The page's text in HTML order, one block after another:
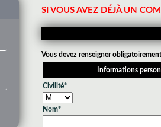
SI VOUS AVEZ DÉJÀ UN
Vous devez renseigner
Informations
Civilité*
Nom*